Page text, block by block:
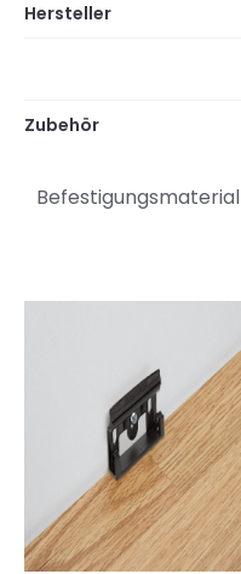
Hersteller
Zubehör
Befestigungsmaterial